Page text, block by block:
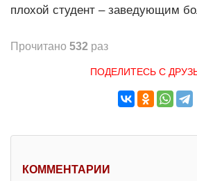
плохой студент – заведующим
Прочитано 532 раз
ПОДЕЛИТЕСЬ С
КОММЕНТАРИИ